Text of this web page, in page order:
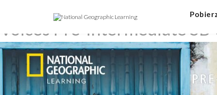
Następny obrazek
Voices Pre-intermediate SB